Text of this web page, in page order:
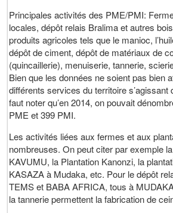
Principales activités des PME/PMI:
locales, dépôt relais Bralima et autres
produits agricoles tels que le manioc,
dépôt de ciment, dépôt de matériaux de
(quincaillerie), menuiserie, tannerie,
Bien que les données ne soient pas bien
différents services du territoire
faut noter qu’en 2014, on pouvait
PME et 399 PMI.
Les activités liées aux fermes et aux
nombreuses. On peut citer par exemple
KAVUMU, la Plantation Kanonzi, la
KASAZA à Mudaka, etc. Pour le dépôt
TEMS et BABA AFRICA, tous à
la tannerie permettent la fabrication de